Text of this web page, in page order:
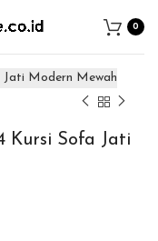
0
Kursi Sofa Jati